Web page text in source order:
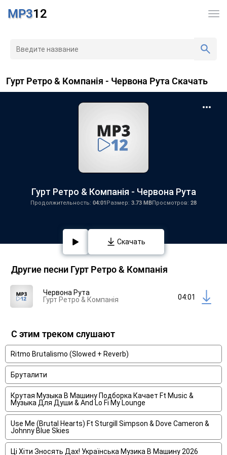
MP312
Гурт Ретро & Компанія - Червона Рута Скачать
Гурт Ретро & Компанія - Червона Рута
Продолжительность: 04:01Размер: 3.73 MBПросмотров: 28
Скачать
Другие песни Гурт Ретро & Компанія
Червона Рута
Гурт Ретро & Компанія
04:01
С этим треком слушают
Ritmo Brutalismo (Slowed + Reverb)
Бруталити
Крутая Музыка В Машину Подборка Качает Ft Music &
Музыка Для Души & And Lo Fi My Lounge
Use Me (Brutal Hearts) Ft Sturgill Simpson & Dove Cameron &
Johnny Blue Skies
Ці Хіти Зносять Дах! Українська Музика В Машину 2026